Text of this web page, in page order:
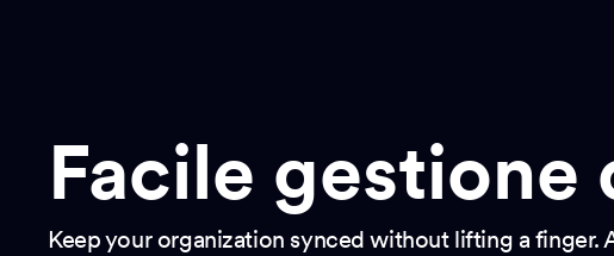
Facile
Keep your organization synced without lifting a